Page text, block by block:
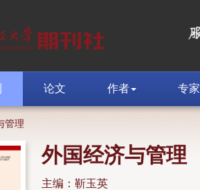
论文 作者 专家
管理
外国经济与管理
主编：靳玉英